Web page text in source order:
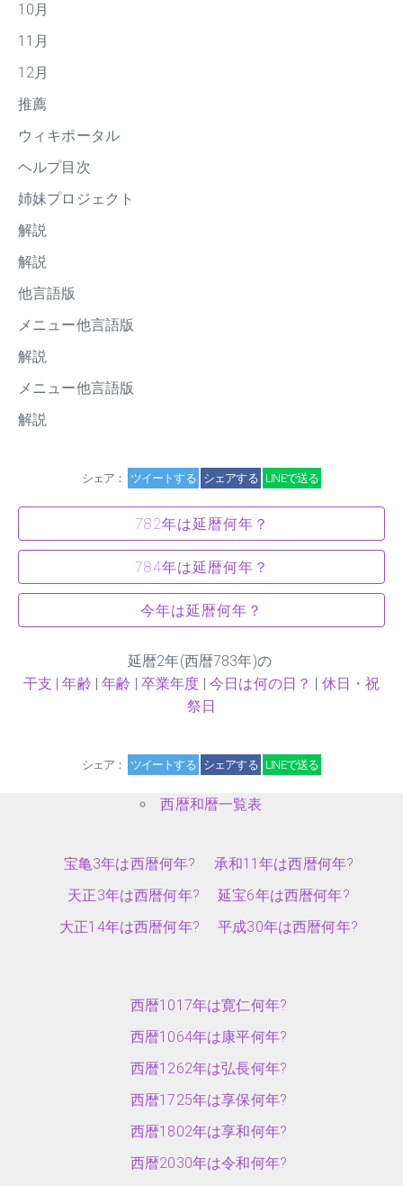
10月
11月
12月
推薦
ウィキポータル
ヘルプ目次
姉妹プロジェクト
解説
解説
他言語版
メニュー他言語版
解説
メニュー他言語版
解説
シェア： ツイートする シェアする LINEで送る
782年は延暦何年？
784年は延暦何年？
今年は延暦何年？
延暦2年(西暦783年)の
干支 |年齢 |年齢 |卒業年度 |今日は何の日？ | 休日・祝
祭日
シェア： ツイートする シェアする LINEで送る
西暦和暦一覧表
宝亀3年は西暦何年?
承和11年は西暦何年?
天正3年は西暦何年?
延宝6年は西暦何年?
大正14年は西暦何年?
平成30年は西暦何年?
西暦1017年は寛仁何年?
西暦1064年は康平何年?
西暦1262年は弘長何年?
西暦1725年は享保何年?
西暦1802年は享和何年?
西暦2030年は令和何年?